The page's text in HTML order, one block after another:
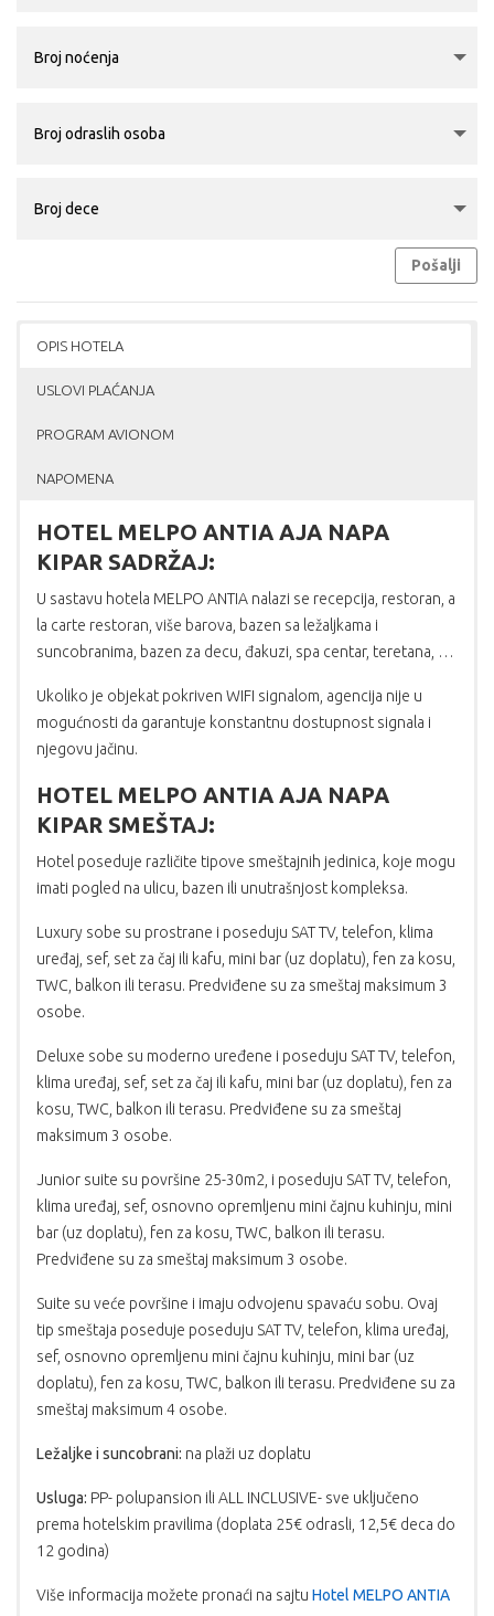
Pošalji
OPIS HOTELA
USLOVI PLAĆANJA
PROGRAM AVIONOM
NAPOMENA
HOTEL MELPO ANTIA AJA NAPA
KIPAR SADRŽAJ:
U sastavu hotela MELPO ANTIA nalazi se recepcija, restoran, a
la carte restoran, više barova, bazen sa ležaljkama i
suncobranima, bazen za decu, đakuzi, spa centar, teretana, …
Ukoliko je objekat pokriven WIFI signalom, agencija nije u
mogućnosti da garantuje konstantnu dostupnost signala i
njegovu jačinu.
HOTEL MELPO ANTIA AJA NAPA
KIPAR SMEŠTAJ:
Hotel poseduje različite tipove smeštajnih jedinica, koje mogu
imati pogled na ulicu, bazen ili unutrašnjost kompleksa.
Luxury sobe su prostrane i poseduju SAT TV, telefon, klima
uređaj, sef, set za čaj ili kafu, mini bar (uz doplatu), fen za kosu,
TWC, balkon ili terasu. Predviđene su za smeštaj maksimum 3
osobe.
Deluxe sobe su moderno uređene i poseduju SAT TV, telefon,
klima uređaj, sef, set za čaj ili kafu, mini bar (uz doplatu), fen za
kosu, TWC, balkon ili terasu. Predviđene su za smeštaj
maksimum 3 osobe.
Junior suite su površine 25-30m2, i poseduju SAT TV, telefon,
klima uređaj, sef, osnovno opremljenu mini čajnu kuhinju, mini
bar (uz doplatu), fen za kosu, TWC, balkon ili terasu.
Predviđene su za smeštaj maksimum 3 osobe.
Suite su veće površine i imaju odvojenu spavaću sobu. Ovaj
tip smeštaja poseduje poseduju SAT TV, telefon, klima uređaj,
sef, osnovno opremljenu mini čajnu kuhinju, mini bar (uz
doplatu), fen za kosu, TWC, balkon ili terasu. Predviđene su za
smeštaj maksimum 4 osobe.
Ležaljke i suncobrani: na plaži uz doplatu
Usluga: PP- polupansion ili ALL INCLUSIVE- sve uključeno
prema hotelskim pravilima (doplata 25€ odrasli, 12,5€ deca do
12 godina)
Više informacija možete pronaći na sajtu Hotel MELPO ANTIA